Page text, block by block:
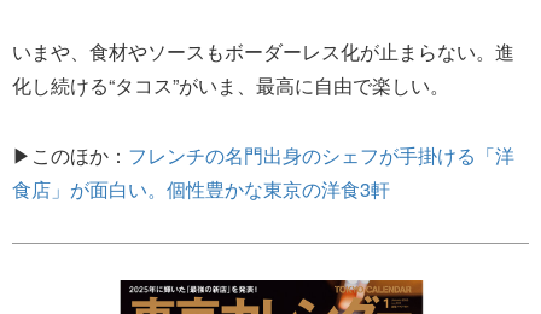
いまや、食材やソースもボーダーレス化が止まらない。進
化し続ける“タコス”がいま、最高に自由で楽しい。
▶このほか： フレンチの名門出身のシェフが手掛ける「洋
食店」が面白い。個性豊かな東京の洋食3軒